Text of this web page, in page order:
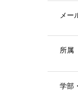
メー
所属
学部